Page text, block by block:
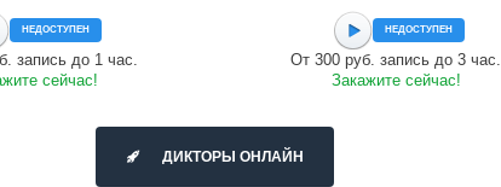
НЕДОСТУПЕН
запись до 1 час.
сейчас!
НЕДОСТУПЕН
От 300 руб. запись до 3 час.
Закажите сейчас!
ДИКТОРЫ ОНЛАЙН